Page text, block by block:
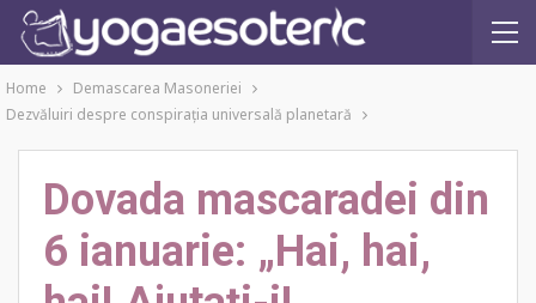
Home
Demascarea Masoneriei
Dezvăluiri despre conspiraţia universală planetară
Dovada mascaradei din
6 ianuarie: „Hai, hai,